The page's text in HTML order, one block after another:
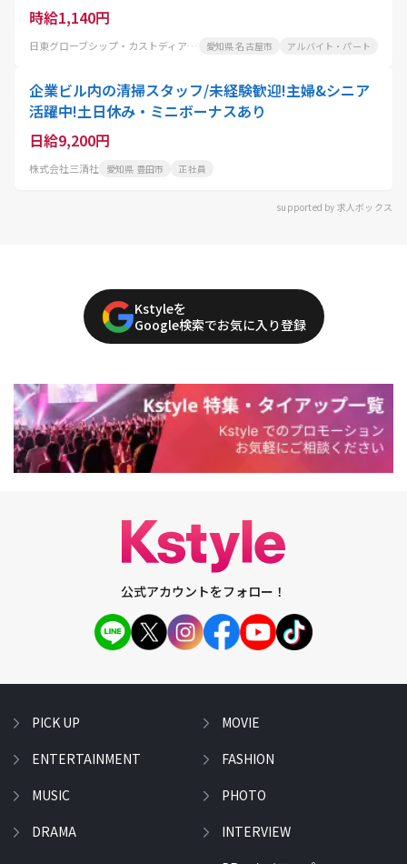
時給1,140円
日東グローブシップ・カストディアル・サービス株式会社 愛知県 名古屋市 アルバイト・パート
企業ビル内の清掃スタッフ/未経験歓迎!主婦&シニア
活躍中!土日休み・ミニボーナスあり
日給9,200円
株式会社三清社 愛知県 豊田市 正社員
supported by 求人ボックス
Kstyleを
Google検索でお気に入り登録
公式アカウントをフォロー！
PICK UP
ENTERTAINMENT
MUSIC
DRAMA
MOVIE
FASHION
PHOTO
INTERVIEW